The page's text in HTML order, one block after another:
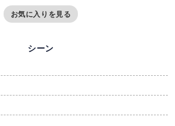
お気に入りを見る
シーン